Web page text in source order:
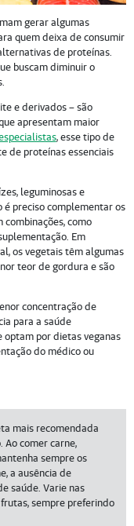
gerar algumas
quem deixa de consumir
de proteínas.
buscam diminuir o
e derivados – são
apresentam maior
, esse tipo de
de proteínas essenciais
leguminosas e
preciso complementar os
como
Em
os vegetais têm algumas
teor de gordura e são
concentração de
para a saúde
optam por dietas veganas
do médico ou
mais recomendada
Ao comer carne,
sempre os
a ausência de
saúde. Varie nas
sempre preferindo